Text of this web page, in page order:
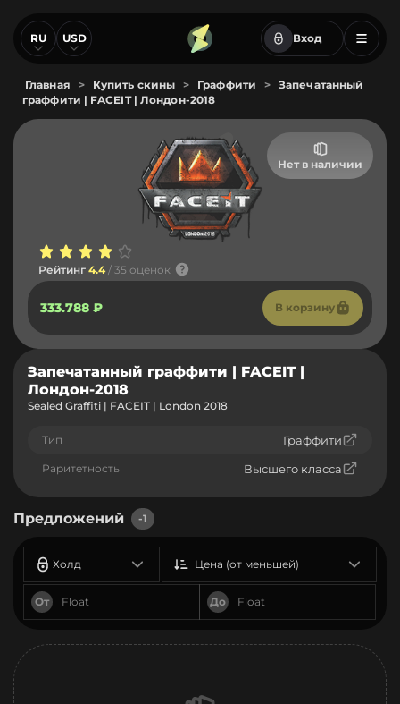
RU USD Вход
Главная > Купить скины > Граффити >
Запечатанный
граффити | FACEIT | Лондон-2018
Нет в наличии
Рейтинг 4.4 / 35 оценок
333.788 ₽ В корзину
Запечатанный граффити | FACEIT |
Лондон-2018
Sealed Graffiti | FACEIT | London 2018
Тип Граффити
Раритетность Высшего класса
Предложений -1
Холд
От До
Цена (от меньшей)